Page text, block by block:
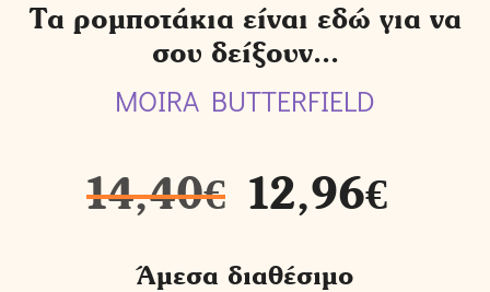
Τα ρομποτάκια είναι εδώ για να
σου δείξουν...
MOIRA BUTTERFIELD
14,40€ 12,96€
Άμεσα διαθέσιμο